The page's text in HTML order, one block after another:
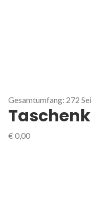
Gesamtumfang: 272
€ 0,00